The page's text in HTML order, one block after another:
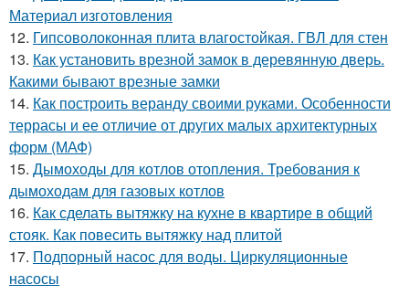
Материал изготовления
12. Гипсоволоконная плита влагостойкая. ГВЛ для стен
13. Как установить врезной замок в деревянную дверь.
Какими бывают врезные замки
14. Как построить веранду своими руками. Особенности
террасы и ее отличие от других малых архитектурных
форм (МАФ)
15. Дымоходы для котлов отопления. Требования к
дымоходам для газовых котлов
16. Как сделать вытяжку на кухне в квартире в общий
стояк. Как повесить вытяжку над плитой
17. Подпорный насос для воды. Циркуляционные
насосы